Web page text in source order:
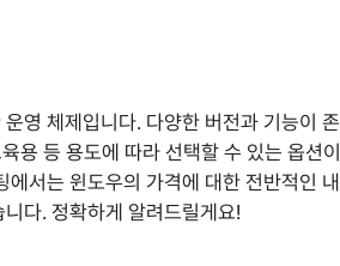
영 체제입니다. 다양한 버전과 기능이 존
용 등 용도에 따라 선택할 수 있는 옵션이
서는 윈도우의 가격에 대한 전반적인 내
다. 정확하게 알려드릴게요!